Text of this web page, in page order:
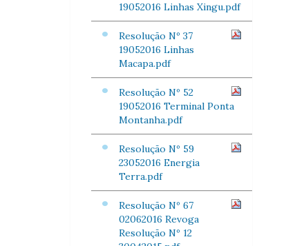
19052016 Linhas Xingu.pdf
Resolução Nº 37
19052016 Linhas
Macapa.pdf
Resolução Nº 52
19052016 Terminal Ponta
Montanha.pdf
Resolução Nº 59
23052016 Energia
Terra.pdf
Resolução Nº 67
02062016 Revoga
Resolução Nº 12